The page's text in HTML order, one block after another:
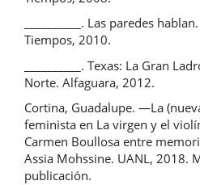
__________. Las paredes
Tiempos, 2010.
__________. Texas: La Gran
Norte. Alfaguara, 2012.
Cortina, Guadalupe. ―La
feminista en La virgen y el
Carmen Boullosa entre
Assia Mohssine. UANL, 2018.
publicación.